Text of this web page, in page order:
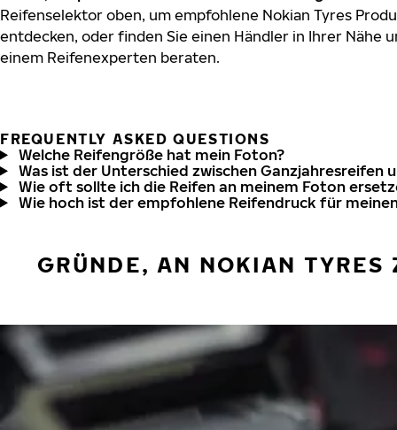
Reifenselektor oben, um empfohlene Nokian Tyres
entdecken, oder finden Sie einen Händler in Ihrer Nähe
einem Reifenexperten beraten.
FREQUENTLY ASKED QUESTIONS
Welche Reifengröße hat mein Foton?
Was ist der Unterschied zwischen Ganzjahresreifen
Wie oft sollte ich die Reifen an meinem Foton
Wie hoch ist der empfohlene Reifendruck für
GRÜNDE, AN NOKIAN TYRES